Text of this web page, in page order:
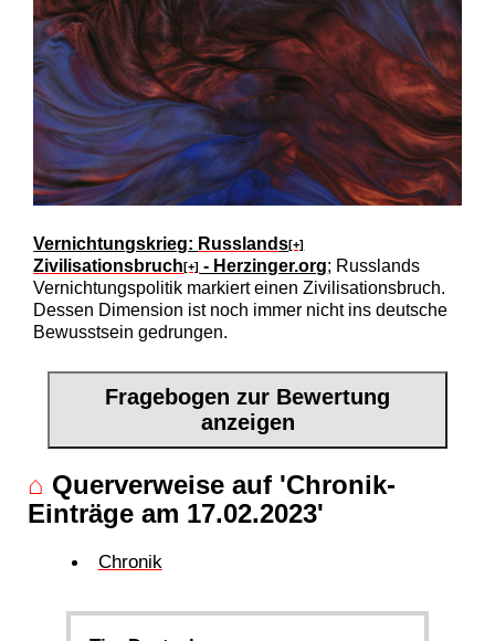
Vernichtungskrieg: Russlands[+]
Zivilisationsbruch[+] - Herzinger.org; Russlands
Vernichtungspolitik markiert einen Zivilisationsbruch.
Dessen Dimension ist noch immer nicht ins deutsche
Bewusstsein gedrungen.
Fragebogen zur Bewertung
anzeigen
⌂ Querverweise auf 'Chronik-
Einträge am 17.02.2023'
Chronik